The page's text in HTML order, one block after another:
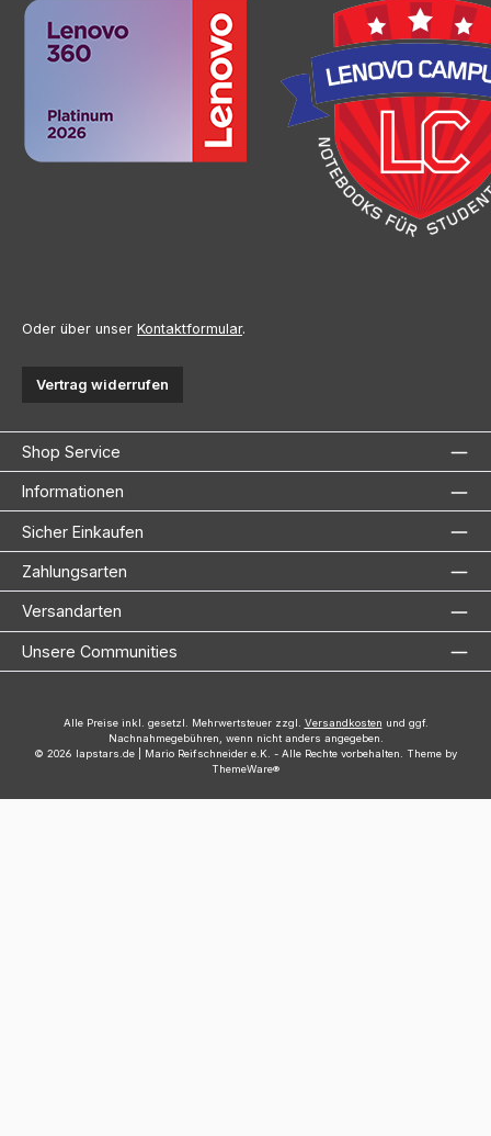
Oder über unser Kontaktformular.
Vertrag widerrufen
Shop Service
Informationen
Sicher Einkaufen
Zahlungsarten
Versandarten
Unsere Communities
Alle Preise inkl. gesetzl. Mehrwertsteuer zzgl. Versandkosten und ggf.
Nachnahmegebühren, wenn nicht anders angegeben.
© 2026 lapstars.de | Mario Reifschneider e.K. - Alle Rechte vorbehalten. Theme by
ThemeWare®